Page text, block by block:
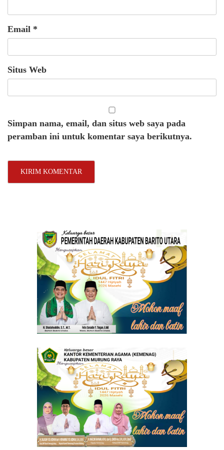
Email *
Situs Web
Simpan nama, email, dan situs web saya pada
peramban ini untuk komentar saya berikutnya.